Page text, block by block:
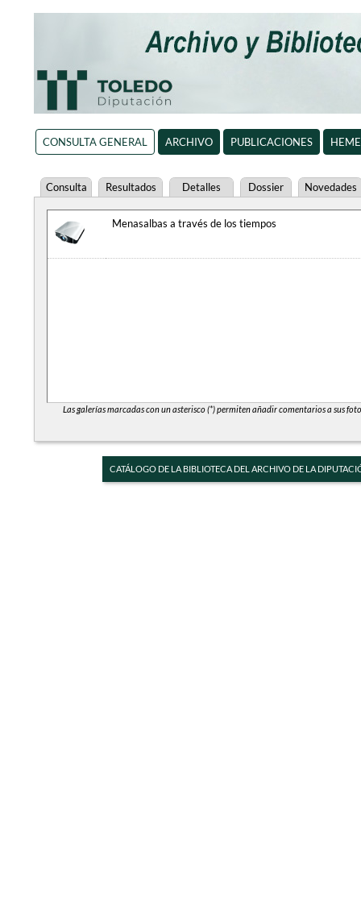
CONSULTA GENERAL ARCHIVO PUBLICACIONES
Consulta Resultados Detalles Dossier Novedades
Menasalbas a través de los tiempos
Las galerías marcadas con un asterisco (*) permiten añadir comentarios a sus
CATÁLOGO DE LA BIBLIOTECA DEL ARCHIVO DE LA